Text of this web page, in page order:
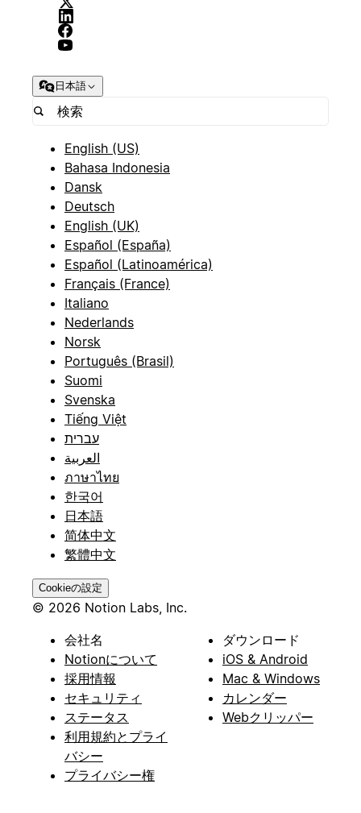
日本語
English (US)
Bahasa Indonesia
Dansk
Deutsch
English (UK)
Español (España)
Español (Latinoamérica)
Français (France)
Italiano
Nederlands
Norsk
Português (Brasil)
Suomi
Svenska
Tiếng Việt
עברית
العربية
ภาษาไทย
한국어
日本語
简体中文
繁體中文
Cookieの設定
© 2026 Notion Labs, Inc.
会社名
Notionについて
採用情報
セキュリティ
ステータス
利用規約とプライ
バシー
プライバシー権
ダウンロード
iOS & Android
Mac & Windows
カレンダー
Webクリッパー